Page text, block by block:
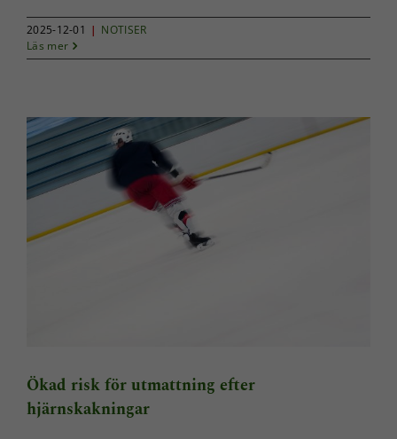
2025-12-01 | NOTISER
Läs mer
Ökad risk för utmattning efter
hjärnskakningar